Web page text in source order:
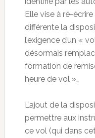
Elle vise à ré-écrire
différente la
l’exigence d’un «
désormais
formation de
heure de vol »…
L’ajout de la
permettre aux
ce vol (qui dans